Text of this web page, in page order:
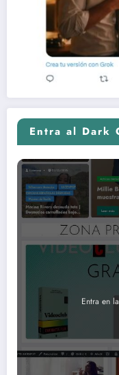
Entra al Dark
Entra en